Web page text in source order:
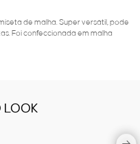
de malha. Super versátil, pode
Foi confeccionada em malha
LOOK